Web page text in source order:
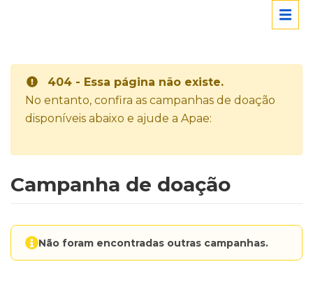
404 - Essa página não existe.
No entanto, confira as campanhas de doação
disponíveis abaixo e ajude a Apae:
Campanha de doação
Não foram encontradas outras campanhas.